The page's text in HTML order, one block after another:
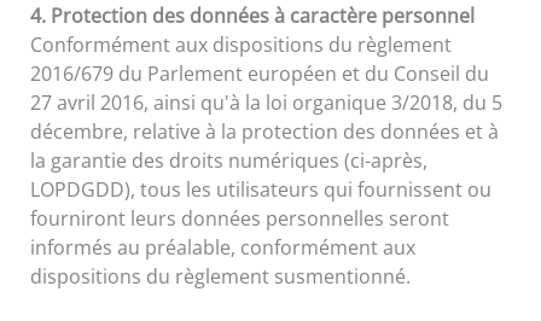
4. Protection des données à caractère personnel
Conformément aux dispositions du règlement
2016/679 du Parlement européen et du Conseil du
27 avril 2016, ainsi qu'à la loi organique 3/2018, du 5
décembre, relative à la protection des données et à
la garantie des droits numériques (ci-après,
LOPDGDD), tous les utilisateurs qui fournissent ou
fourniront leurs données personnelles seront
informés au préalable, conformément aux
dispositions du règlement susmentionné.